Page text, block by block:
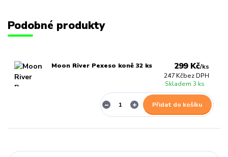
Podobné produkty
Moon River Pexeso koně 32 ks 299 Kč/ks
247 Kčbez DPH
Skladem 3 ks
Přidat do košíku